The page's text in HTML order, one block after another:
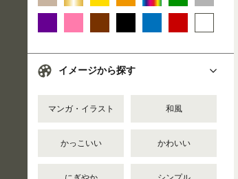
イメージから探す
マンガ・イラスト 和風
かっこいい かわいい